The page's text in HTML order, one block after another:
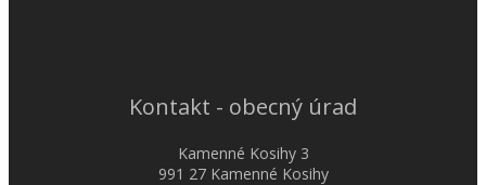
Kontakt - obecný úrad
Kamenné Kosihy 3
991 27 Kamenné Kosihy